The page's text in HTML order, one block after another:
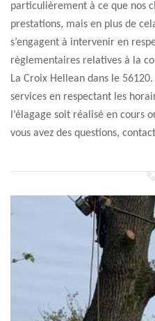
particulièrement à ce que nos
prestations, mais en plus de
s’engagent à intervenir en
règlementaires relatives à la
La Croix Hellean dans le
services en respectant les
l’élagage soit réalisé en cours
vous avez des questions,